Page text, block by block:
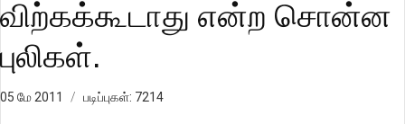
விற்கக்கூடாது என்ற சொன்ன
புலிகள்.
05 மே 2011 படிப்புகள்: 7214